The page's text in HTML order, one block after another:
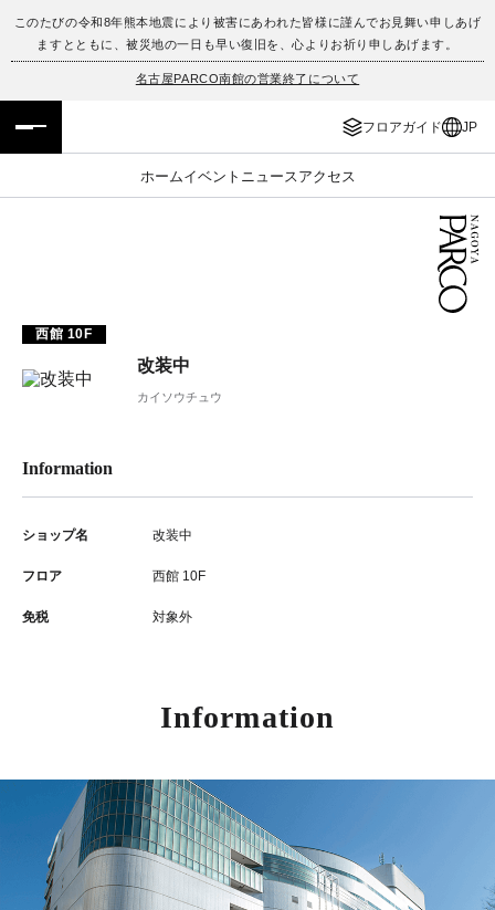
このたびの令和8年熊本地震により被害にあわれた皆様に謹んでお見舞い申しあげ
ますとともに、被災地の一日も早い復旧を、心よりお祈り申しあげます。
名古屋PARCO南館の営業終了について
フロアガイド JP
ホームイベント ニュース アクセス
フロアガイド
イベント・ポップアップ
TAX FREE
PARCOメンバーズ
JP
ENGLISH
日本語
西館 10F
改装中
カイソウチュウ
Information
ショップ名 改装中
フロア 西館 10F
免税 対象外
Information